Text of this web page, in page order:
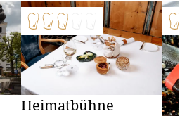
Heimatbühne